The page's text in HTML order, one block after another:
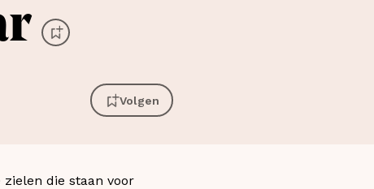
Volgen
die staan voor